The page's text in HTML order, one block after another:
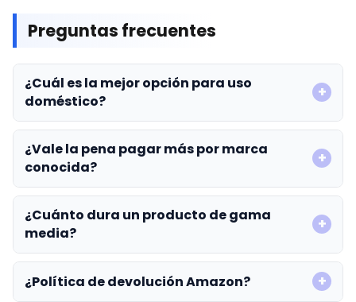
Preguntas frecuentes
¿Cuál es la mejor opción para uso
doméstico?
¿Vale la pena pagar más por marca
conocida?
¿Cuánto dura un producto de gama
media?
¿Política de devolución Amazon?